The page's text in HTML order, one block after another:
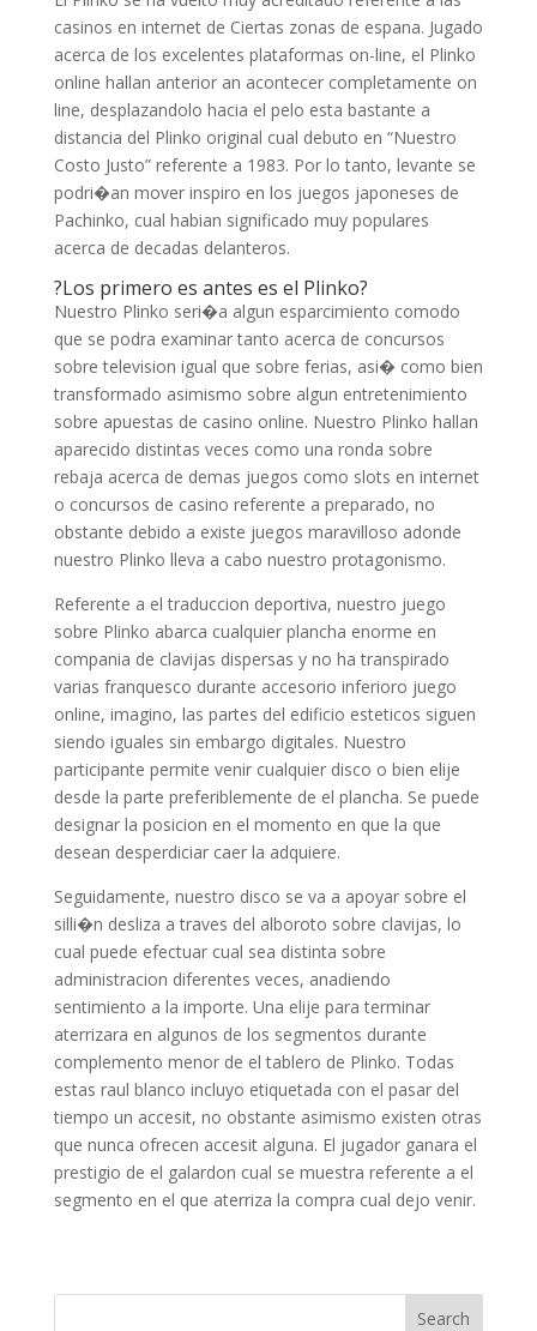
casinos en internet de Ciertas zonas de espana. Jugado
acerca de los excelentes plataformas on-line, el Plinko
online hallan anterior an acontecer completamente on
line, desplazandolo hacia el pelo esta bastante a
distancia del Plinko original cual debuto en “Nuestro
Costo Justo” referente a 1983. Por lo tanto, levante se
podri�an mover inspiro en los juegos japoneses de
Pachinko, cual habian significado muy populares
acerca de decadas delanteros.
?Los primero es antes es el Plinko?
Nuestro Plinko seri�a algun esparcimiento comodo
que se podra examinar tanto acerca de concursos
sobre television igual que sobre ferias, asi� como bien
transformado asimismo sobre algun entretenimiento
sobre apuestas de casino online. Nuestro Plinko hallan
aparecido distintas veces como una ronda sobre
rebaja acerca de demas juegos como slots en internet
o concursos de casino referente a preparado, no
obstante debido a existe juegos maravilloso adonde
nuestro Plinko lleva a cabo nuestro protagonismo.
Referente a el traduccion deportiva, nuestro juego
sobre Plinko abarca cualquier plancha enorme en
compania de clavijas dispersas y no ha transpirado
varias franquesco durante accesorio inferioro juego
online, imagino, las partes del edificio esteticos siguen
siendo iguales sin embargo digitales. Nuestro
participante permite venir cualquier disco o bien elije
desde la parte preferiblemente de el plancha. Se puede
designar la posicion en el momento en que la que
desean desperdiciar caer la adquiere.
Seguidamente, nuestro disco se va a apoyar sobre el
silli�n desliza a traves del alboroto sobre clavijas, lo
cual puede efectuar cual sea distinta sobre
administracion diferentes veces, anadiendo
sentimiento a la importe. Una elije para terminar
aterrizara en algunos de los segmentos durante
complemento menor de el tablero de Plinko. Todas
estas raul blanco incluyo etiquetada con el pasar del
tiempo un accesit, no obstante asimismo existen otras
que nunca ofrecen accesit alguna. El jugador ganara el
prestigio de el galardon cual se muestra referente a el
segmento en el que aterriza la compra cual dejo venir.
Search